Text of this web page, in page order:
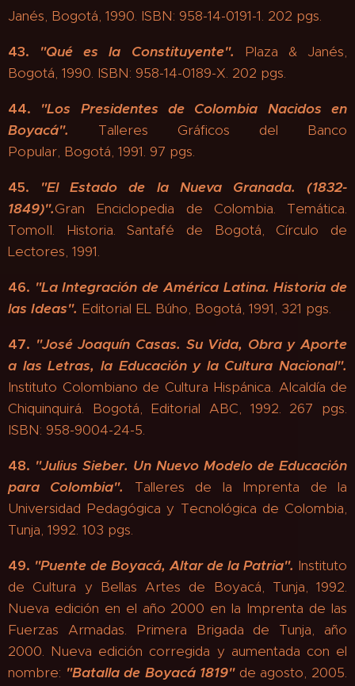
Janés, Bogotá, 1990. ISBN: 958-14-0191-1. 202 pgs.
43. "Qué es la Constituyente". Plaza & Janés,
Bogotá, 1990. ISBN: 958-14-0189-X. 202 pgs.
44. "Los Presidentes de Colombia Nacidos en
Boyacá". Talleres Gráficos del Banco
Popular, Bogotá, 1991. 97 pgs.
45.
"El Estado de la Nueva Granada. (1832-
1849)".Gran Enciclopedia de Colombia. Temática.
TomoII. Historia. Santafé de Bogotá, Círculo de
Lectores, 1991.
46. "La Integración de América Latina. Historia de
las Ideas". Editorial EL Búho, Bogotá, 1991, 321 pgs.
47. "José Joaquín Casas. Su Vida, Obra y Aporte
a las Letras, la Educación y la Cultura Nacional".
Instituto Colombiano de Cultura Hispánica. Alcaldía de
Chiquinquirá. Bogotá, Editorial ABC, 1992. 267 pgs.
ISBN: 958-9004-24-5.
48. "Julius Sieber. Un Nuevo Modelo de Educación
para Colombia".
Talleres de la Imprenta de la
Universidad Pedagógica y Tecnológica de Colombia,
Tunja, 1992. 103 pgs.
49. "Puente de Boyacá, Altar de la Patria". Instituto
de Cultura y Bellas Artes de Boyacá, Tunja, 1992.
Nueva edición en el año 2000 en la Imprenta de las
Fuerzas Armadas. Primera Brigada de Tunja, año
2000. Nueva edición corregida y aumentada con el
nombre: "Batalla de Boyacá 1819"de agosto, 2005.